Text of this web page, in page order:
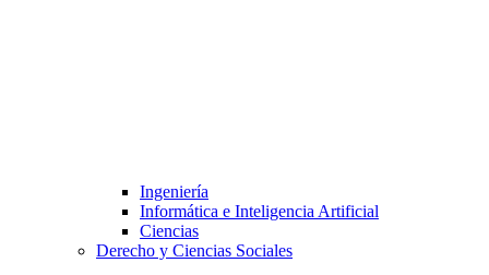
Ingeniería
Informática e Inteligencia Artificial
Ciencias
Derecho y Ciencias Sociales